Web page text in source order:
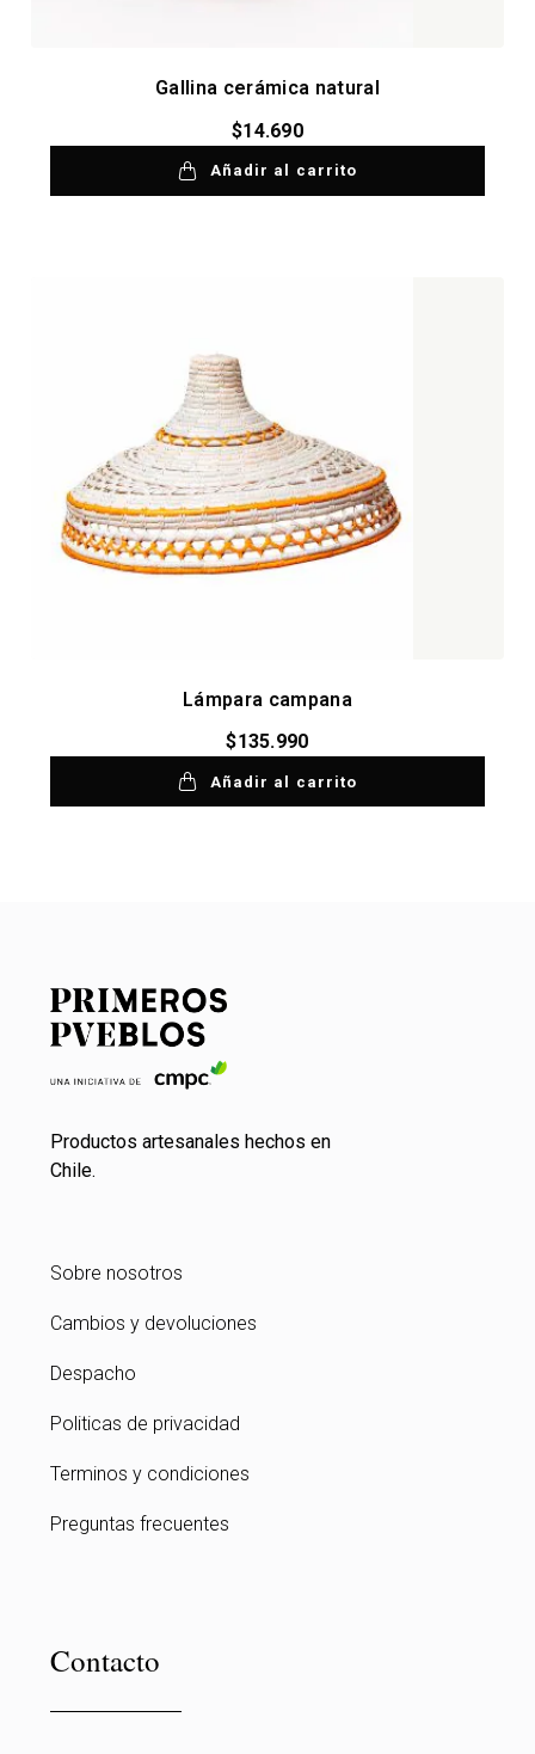
Gallina cerámica natural
$14.690
Añadir al carrito
Lámpara campana
$135.990
Añadir al carrito
Productos artesanales hechos en
Chile.
Sobre nosotros
Cambios y devoluciones
Despacho
Politicas de privacidad
Terminos y condiciones
Preguntas frecuentes
Contacto